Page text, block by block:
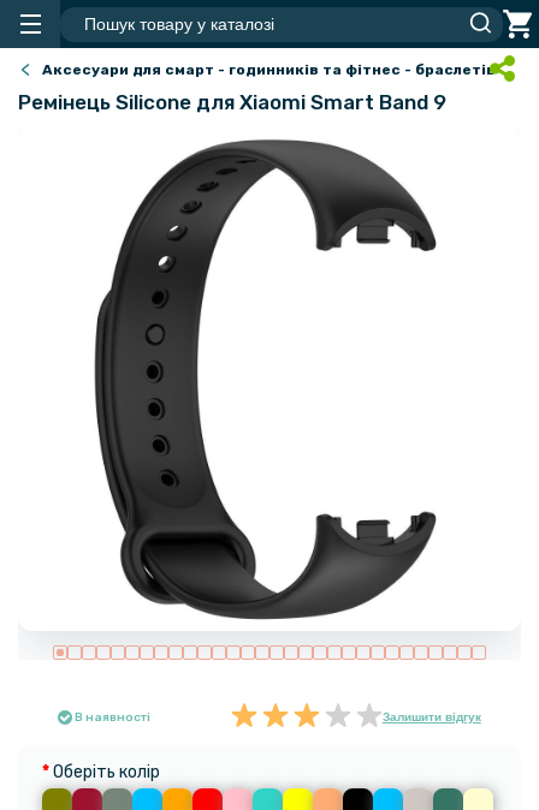
Аксесуари для смарт - годинників та фітнес - браслетів
Ремінець Silicone для Xiaomi Smart Band 9
В наявності Залишити відгук
Оберіть колір